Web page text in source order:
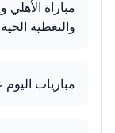
مباراة الأهلي
والتغطية الحية
مباريات